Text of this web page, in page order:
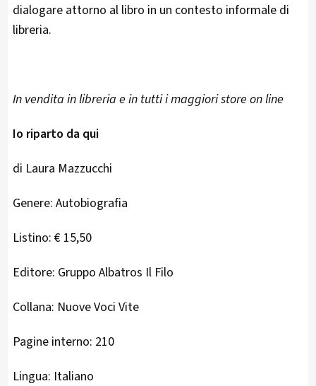
dialogare attorno al libro in un contesto informale di
libreria.​
In vendita in libreria e in tutti i maggiori store on line
Io riparto da qui
di Laura Mazzucchi
Genere: Autobiografia
Listino: € 15,50
Editore: Gruppo Albatros Il Filo
Collana: Nuove Voci Vite
Pagine interno: 210
Lingua: Italiano